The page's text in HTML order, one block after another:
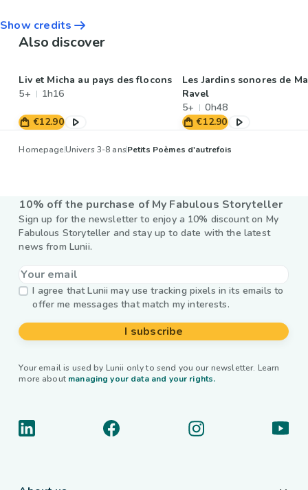
Show credits
Also discover
Liv et Micha au pays des flocons
5+
1h16
€12.90
Les Jardins sonores de
Ravel
5+
0h48
€12.90
HomepageUnivers 3-8 ansPetits Poèmes d'autrefois
10% off the purchase of My Fabulous Storyteller
Sign up for the newsletter to enjoy a 10% discount on My
Fabulous Storyteller and stay up to date with the latest
news from Lunii.
I agree that Lunii may use tracking pixels in its emails to
offer me messages that match my interests.
I subscribe
Your email is used by Lunii only to send you our newsletter. Learn
more about managing your data and your rights.